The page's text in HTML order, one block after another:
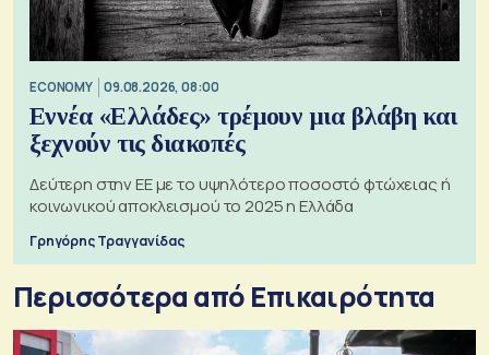
ECONOMY 09.08.2026, 08:00
Εννέα «Ελλάδες» τρέμουν μια βλάβη και
ξεχνούν τις διακοπές
Δεύτερη στην ΕΕ με το υψηλότερο ποσοστό φτώχειας ή
κοινωνικού αποκλεισμού το 2025 η Ελλάδα
Γρηγόρης Τραγγανίδας
Περισσότερα από Επικαιρότητα